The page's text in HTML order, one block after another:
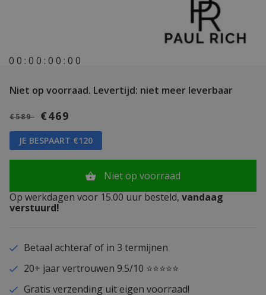
0 0 : 0 0 : 0 0 : 0 0
Niet op voorraad. Levertijd: niet meer leverbaar
€589 €469
JE BESPAART €120
Niet op voorraad
Op werkdagen voor 15.00 uur besteld, vandaag
verstuurd!
Betaal achteraf of in 3 termijnen
20+ jaar vertrouwen 9.5/10 ⭐⭐⭐⭐⭐
Gratis verzending uit eigen voorraad!